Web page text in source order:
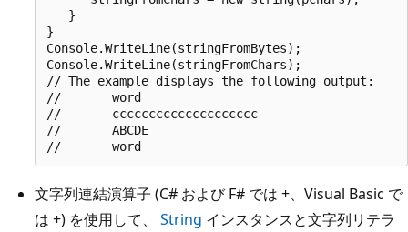
   }
}
Console.WriteLine(stringFromBytes);
Console.WriteLine(stringFromChars);
// The example displays the following output:
//       word
//       cccccccccccccccccccc
//       ABCDE
文字列連結演算子 (C# および F# では +、Visual Basic で
は +) を使用して、 String インスタンスと文字列リテラ